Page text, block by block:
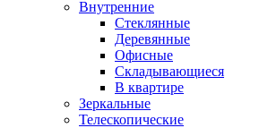
Внутренние
Стеклянные
Деревянные
Офисные
Складывающиеся
В квартире
Зеркальные
Телескопические